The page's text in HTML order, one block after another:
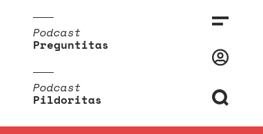
Podcast
Preguntitas
Podcast
Pildoritas